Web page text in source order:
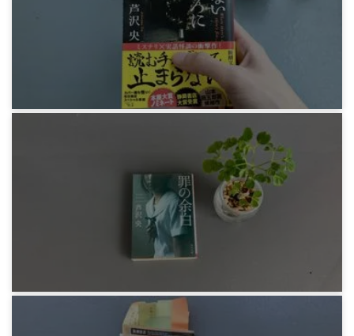
短編集『だから見るなといったのに』
3年前
芦沢央『火のないところに煙は』
感想文